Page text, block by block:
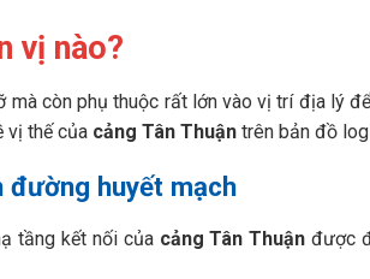
vị nào?
còn phụ thuộc rất lớn vào vị trí địa lý
vị thế của cảng Tân Thuận trên bản đồ
đường huyết mạch
tầng kết nối của cảng Tân Thuận được